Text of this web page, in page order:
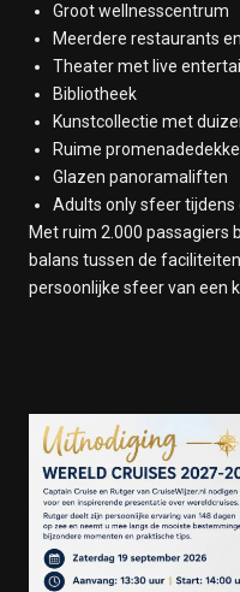
12 februari 2028
Op Zee
13 februari 2028
Suva
14 februari 2028
Op Zee
15 februari 2028
Op Zee
16 februari 2028
Auckland
17 februari 2028
Wellington
20 februari 2028
Op Zee
21 februari 2028
22 februari 2028
Groot wellnesscentrum
Meerdere restaurants
Theater met live
Bibliotheek
Kunstcollectie met
Ruime
Glazen panoramaliften
Adults only sfeer tijdens
Met ruim 2.000 passagiers
balans tussen de
persoonlijke sfeer van een